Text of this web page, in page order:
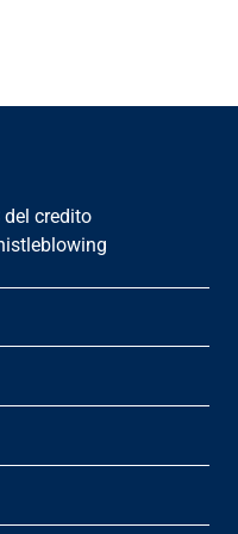
del credito